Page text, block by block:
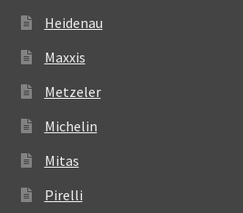
Heidenau
Maxxis
Metzeler
Michelin
Mitas
Pirelli